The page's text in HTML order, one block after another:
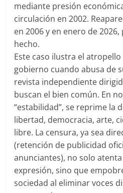
mediante presión
circulación en 2002.
en 2006 y en enero de
hecho.
Este caso ilustra el
gobierno cuando abusa de
revista independiente
buscan el bien común. En
“estabilidad”, se reprime la
libertad, democracia, arte,
libre. La censura, ya sea
(retención de publicidad
anunciantes), no solo
expresión, sino que
sociedad al eliminar voces